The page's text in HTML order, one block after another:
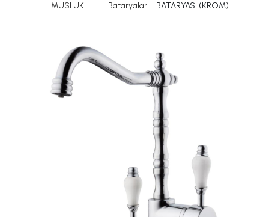
MUSLUK
Bataryaları
BATARYASI (KROM)